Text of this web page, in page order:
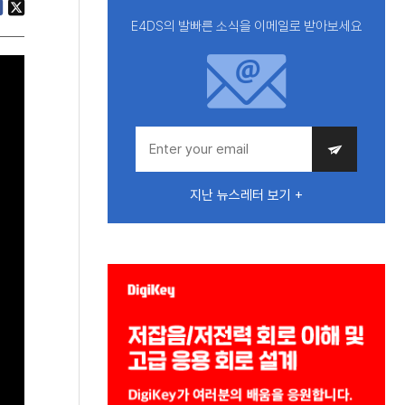
E4DS의 발빠른 소식을 이메일로 받아보세요
지난 뉴스레터 보기 +